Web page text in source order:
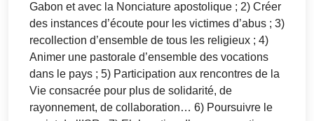
Gabon et avec la Nonciature apostolique ; 2) Créer
des instances d’écoute pour les victimes d’abus ; 3)
recollection d’ensemble de tous les religieux ; 4)
Animer une pastorale d’ensemble des vocations
dans le pays ; 5) Participation aux rencontres de la
Vie consacrée pour plus de solidarité, de
rayonnement, de collaboration… 6) Poursuivre le